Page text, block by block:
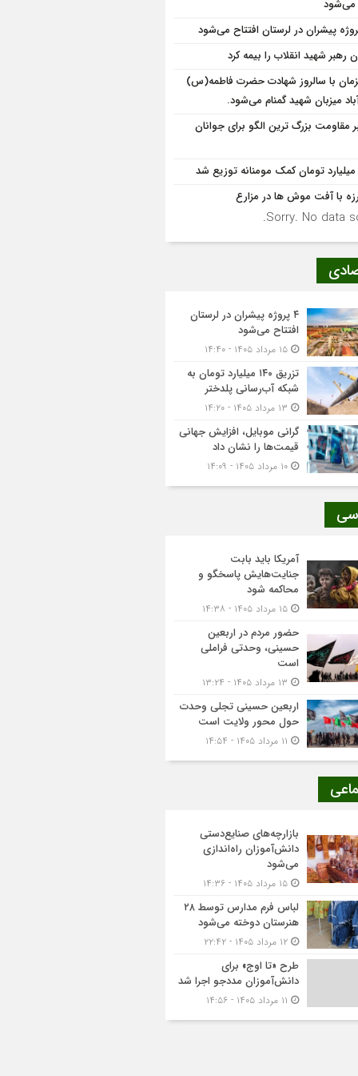
می‌شود
رهبر شهید انقلاب را بیمه کرد
با سالروز شهادت حضرت فاطمه(س)
میزبان شهید گمنام می‌‌شود.
مقاومت بزرگ ترین الگو برای جوانان
با آفت موش ها در مزارع
Sorry. No data
۴ پروژه پیشران در لرستان
افتتاح می‌شود
تزریق ۱۴۰ میلیارد تومان به
شبکه آب‌رسانی پلدختر
گرانی موبایل، افزایش جهانی
قیمت‌ها را نشان داد
آمریکا باید بابت
جنایت‌هایش پاسخگو و
محاکمه شود
حضور مردم در اربعین
حسینی، وحدتی فراملی
است
اربعین حسینی تجلی وحدت
حول محور ولایت است
بازارچه‌های صنایع‌دستی
دانش‌آموزان راه‌اندازی
می‌شود
لباس فرم مدارس توسط ۲۸
هنرستان‌ دوخته می‌شود
طرح «تا اوج» برای
دانش‌آموزان مددجو اجرا شد